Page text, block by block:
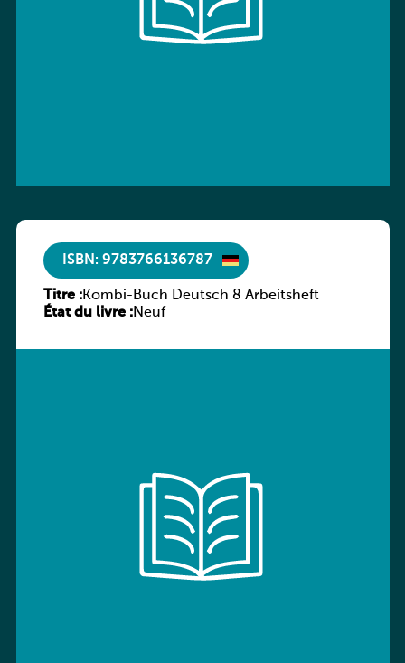
ISBN: 9783766136787
Titre :Kombi-Buch Deutsch 8 Arbeitsheft
État du livre :Neuf